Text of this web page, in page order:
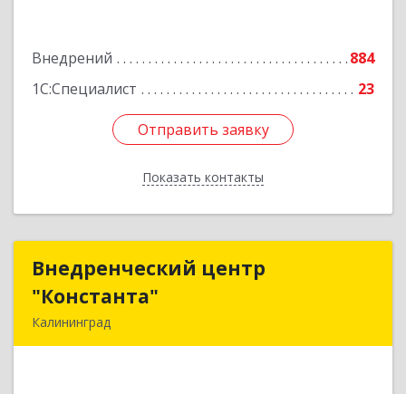
Внедрений
884
1С:Специалист
23
Отправить заявку
Показать контакты
Отправить заявку
Назад
Внедренческий центр
"Константа"
Калининград
Внедренческий центр